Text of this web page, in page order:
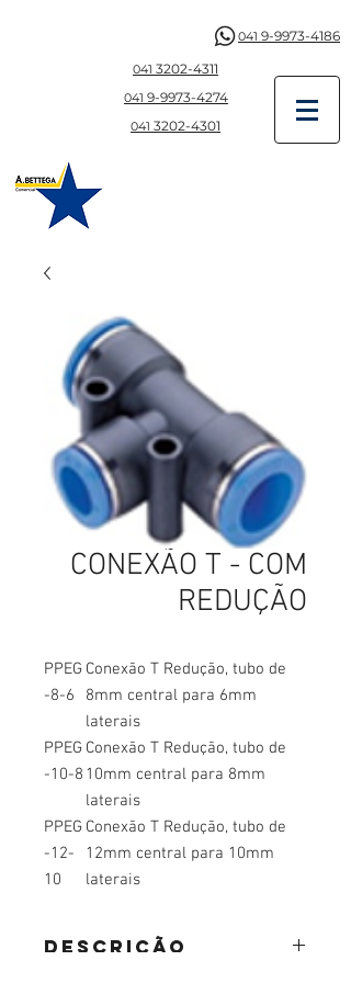
041 9-9973-4186
041 3202-4311
041 9-9973-4274
041 3202-4301
CONEXÃO T - COM
REDUÇÃO
PPEG
-8-6
Conexão T Redução, tubo de
8mm central para 6mm
laterais
PPEG
-10-8
Conexão T Redução, tubo de
10mm central para 8mm
laterais
PPEG
-12-
10
Conexão T Redução, tubo de
12mm central para 10mm
laterais
DESCRIÇÃO